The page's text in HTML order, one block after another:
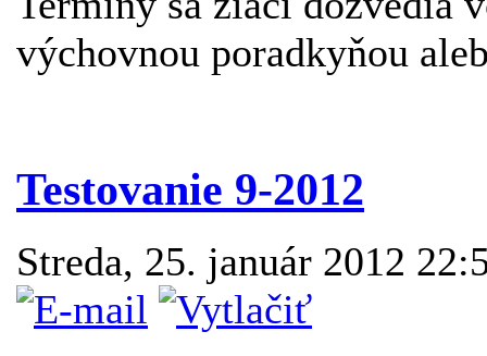
výchovnou poradkyňou
Testovanie 9-2012
Streda, 25. január 2012